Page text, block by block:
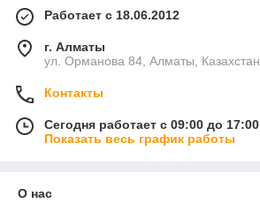
Работает с 18.06.2012
г. Алматы
ул. Орманова 84, Алматы, Казахстан
Контакты
Сегодня работает с 09:00 до 17:00
Показать весь график работы
О нас